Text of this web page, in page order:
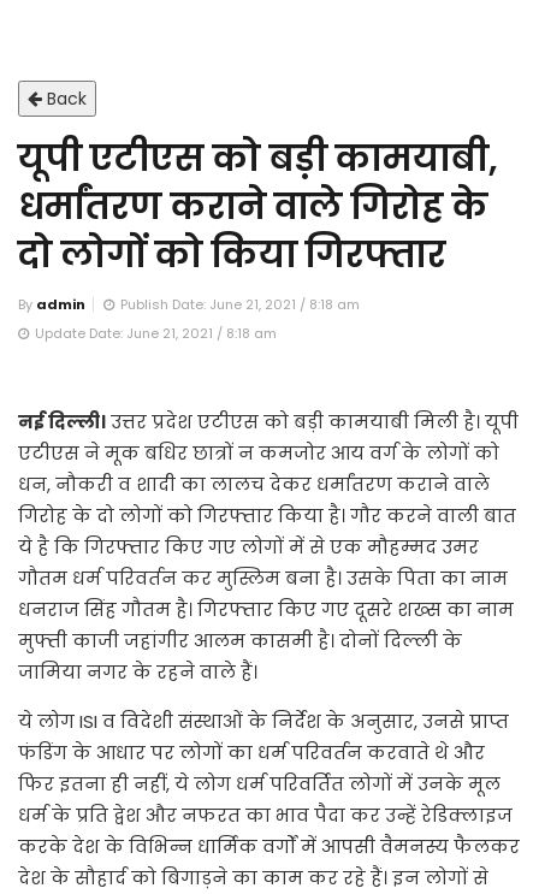
Back
यूपी एटीएस को बड़ी कामयाबी,
धर्मांतरण कराने वाले गिरोह के
दो लोगों को किया गिरफ्तार
By admin
Publish Date: June 21, 2021 / 8:18 am
Update Date: June 21, 2021 / 8:18 am
नई दिल्ली।उत्तर प्रदेश एटीएस को बड़ी कामयाबी मिली है। यूपी
एटीएस ने मूक बधिर छात्रों न कमजोर आय वर्ग के लोगों को
धन, नौकरी व शादी का लालच देकर धर्मांतरण कराने वाले
गिरोह के दो लोगों को गिरफ्तार किया है। गौर करने वाली बात
ये है कि गिरफ्तार किए गए लोगों में से एक मौहम्मद उमर
गौतम धर्म परिवर्तन कर मुस्लिम बना है। उसके पिता का नाम
धनराज सिंह गौतम है। गिरफ्तार किए गए दूसरे शख्स का नाम
मुफ्ती काजी जहांगीर आलम कासमी है। दोनों दिल्ली के
जामिया नगर के रहने वाले हैं।
ये लोग ISI व विदेशी संस्थाओं के निर्देश के अनुसार, उनसे प्राप्त
फंडिंग के आधार पर लोगों का धर्म परिवर्तन करवाते थे और
फिर इतना ही नहीं, ये लोग धर्म परिवर्तित लोगों में उनके मूल
धर्म के प्रति द्वेश और नफरत का भाव पैदा कर उन्हें रेडिक्लाइज
करके देश के विभिन्न धार्मिक वर्गों में आपसी वैमनस्य फैलकर
देश के सौहार्द को बिगाड़ने का काम कर रहे हैं। इन लोगों से